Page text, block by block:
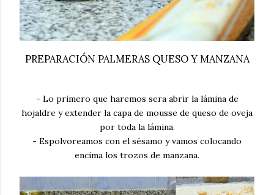
PREPARACIÓN PALMERAS QUESO Y MANZANA
- Lo primero que haremos sera abrir la lámina de
hojaldre y extender la capa de mousse de queso de oveja
por toda la lámina.
- Espolvoreamos con el sésamo y vamos colocando
encima los trozos de manzana.